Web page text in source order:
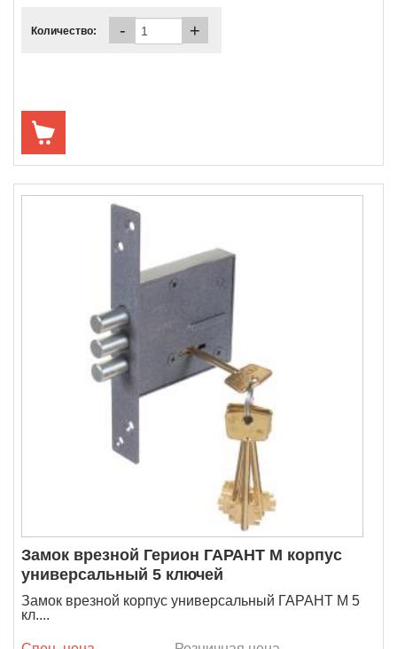
Количество: - +
Замок врезной Герион ГАРАНТ М корпус
универсальный 5 ключей
Замок врезной корпус универсальный ГАРАНТ М 5
кл....